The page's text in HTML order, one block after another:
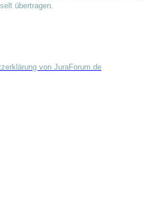
übertragen.
von JuraForum.de